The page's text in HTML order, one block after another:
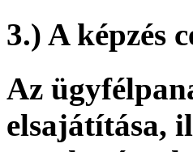
3.) A képzés
Az
elsajátítása,